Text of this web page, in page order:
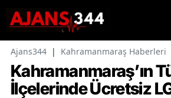
Ajans344 | Kahramanmaraş Haberleri
Kahramanmaraş’ın
İlçelerinde Ücretsiz